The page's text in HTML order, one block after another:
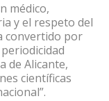
médico,
y el respeto del
convertido por
de Alicante,
científicas